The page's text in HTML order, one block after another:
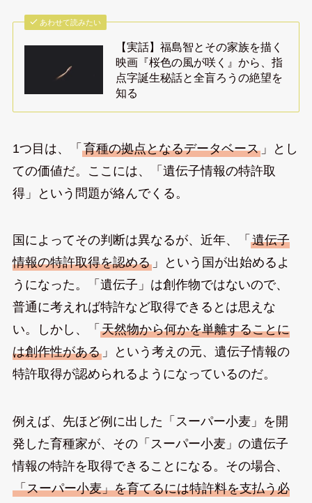
あわせて読みたい
【実話】福島智とその家族を描く
映画『桜色の風が咲く』から、指
点字誕生秘話と全盲ろうの絶望を
知る
1つ目は、「 育種の拠点となるデータベース」とし
ての価値だ。ここには、「遺伝子情報の特許取
得」という問題が絡んでくる。
国によってその判断は異なるが、近年、「 遺伝子
情報の特許取得を認める」という国が出始めるよ
うになった。「遺伝子」は創作物ではないので、
普通に考えれば特許など取得できるとは思えな
い。しかし、「 天然物から何かを単離することに
は創作性がある」という考えの元、遺伝子情報の
特許取得が認められるようになっているのだ。
例えば、先ほど例に出した「スーパー小麦」を開
発した育種家が、その「スーパー小麦」の遺伝子
情報の特許を取得できることになる。その場合、
「スーパー小麦」を育てるには特許料を支払う必